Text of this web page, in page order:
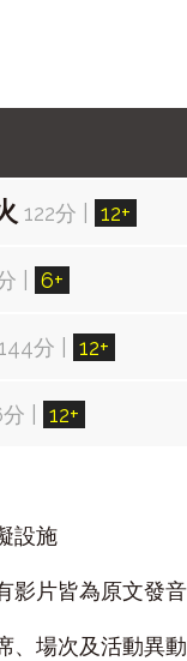
122分 12+
6+
分 12+
12+
設施
影片皆為原文發
、場次及活動異